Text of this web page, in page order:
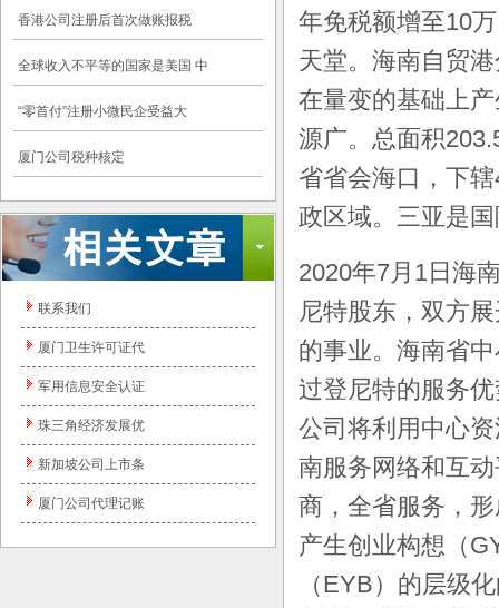
香港公司注册后首次做账报税
全球收入不平等的国家是美国 中
“零首付”注册小微民企受益大
厦门公司税种核定
联系我们
厦门卫生许可证代
军用信息安全认证
珠三角经济发展优
新加坡公司上市条
厦门公司代理记账
年免税额增至10
天堂。海南自贸
在量变的基础上
源广。总面积
省省会海口，下
政区域。三亚是
2020年7 月 1日海
尼特股东，双方
的事业。海南省
过登尼特的服务
公司将利用中心
南服务网络和互
商，全省服务，
产生创业构想（
（EYB）的层级